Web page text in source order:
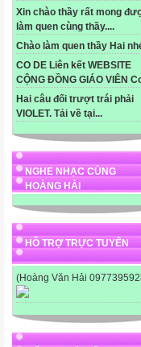
Xin chào thầy rất mong
làm quen cùng thầy....
Chào làm quen thầy Hai
CO DE Liên kết WEBSITE
CỘNG ĐỒNG GIÁO VIÊN
Hai câu đối trượt trái phải
VIOLET. Tải về tại...
NGHE NHẠC CÙNG
HOÀNG HẢI
HỖ TRỢ TRỰC TUYẾN
(Hoàng Văn Hải